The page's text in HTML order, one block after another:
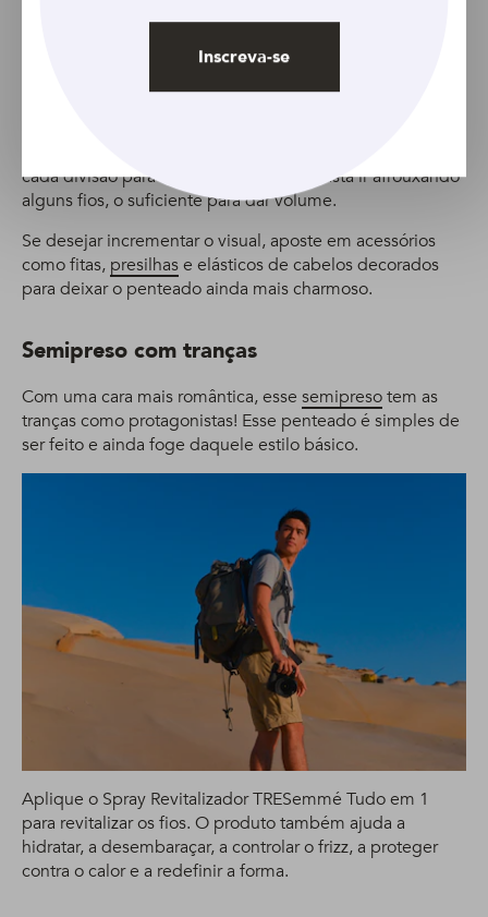
seguida amarre o comprimento do rabo de cavalo já feito
com os elásticos de cabelo, deixando cerca de dois
cada divisão para formar as “bolhas”. Basta ir afrouxando
alguns fios, o suficiente para dar volume.
Se desejar incrementar o visual, aposte em acessórios
como fitas, presilhase elásticos de cabelos decorados
para deixar o penteado ainda mais charmoso.
Semipreso com tranças
Com uma cara mais romântica, esse semipresotem as
tranças como protagonistas! Esse penteado é simples de
ser feito e ainda foge daquele estilo básico.
Aplique o Spray Revitalizador TRESemmé Tudo em 1
para revitalizar os fios. O produto também ajuda a
hidratar, a desembaraçar, a controlar o frizz, a proteger
contra o calor e a redefinir a forma.
Inscreva-se